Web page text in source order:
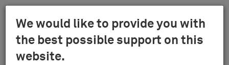
We would like to provide you with
the best possible support on this
website.
contenu
Menu
Schulte
-
Modules Module multimédia